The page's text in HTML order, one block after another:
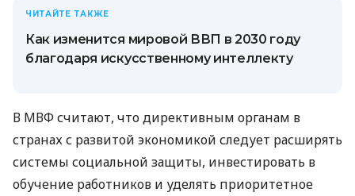
ЧИТАЙТЕ ТАКЖЕ
Как изменится мировой ВВП в 2030 году
благодаря искусственному интеллекту
В МВФ считают, что директивным органам в
странах с развитой экономикой следует расширять
системы социальной защиты, инвестировать в
обучение работников и уделять приоритетное